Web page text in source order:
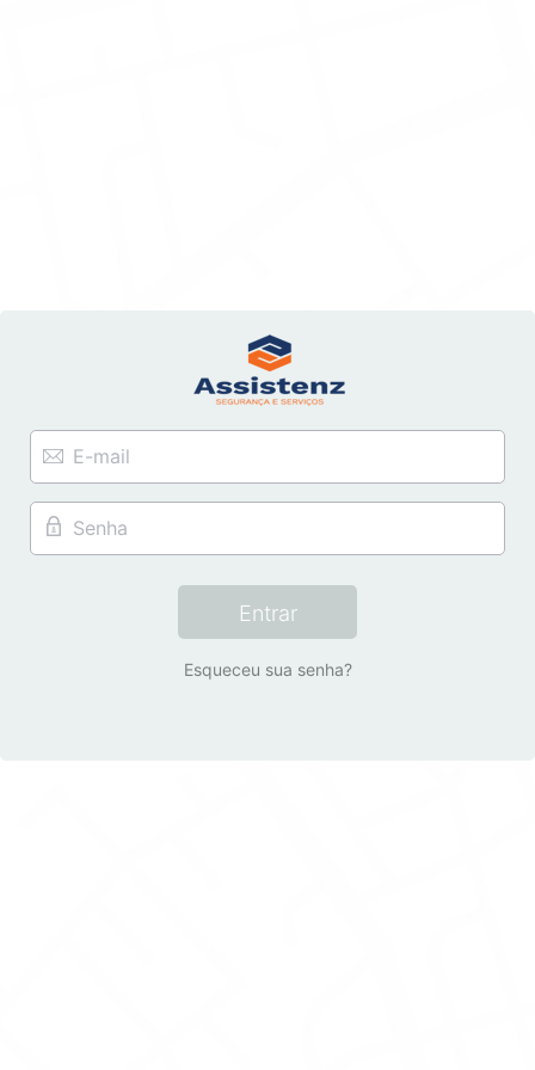
Entrar
Esqueceu sua senha?